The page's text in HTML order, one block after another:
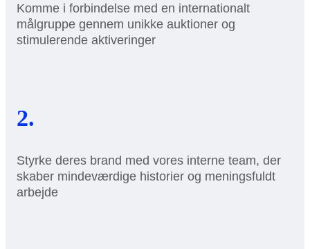
Komme i forbindelse med en internationalt
målgruppe gennem unikke auktioner og
stimulerende aktiveringer
2.
Styrke deres brand med vores interne team, der
skaber mindeværdige historier og meningsfuldt
arbejde